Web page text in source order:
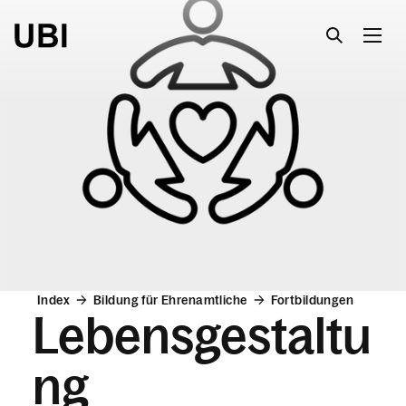
Index
Website
Interreligiöser Dialog
Bibliotheken
Bildung für Ehrenamtliche
Index Bildung für Ehrenamtliche Fortbildungen
Lebensgestaltu
ng